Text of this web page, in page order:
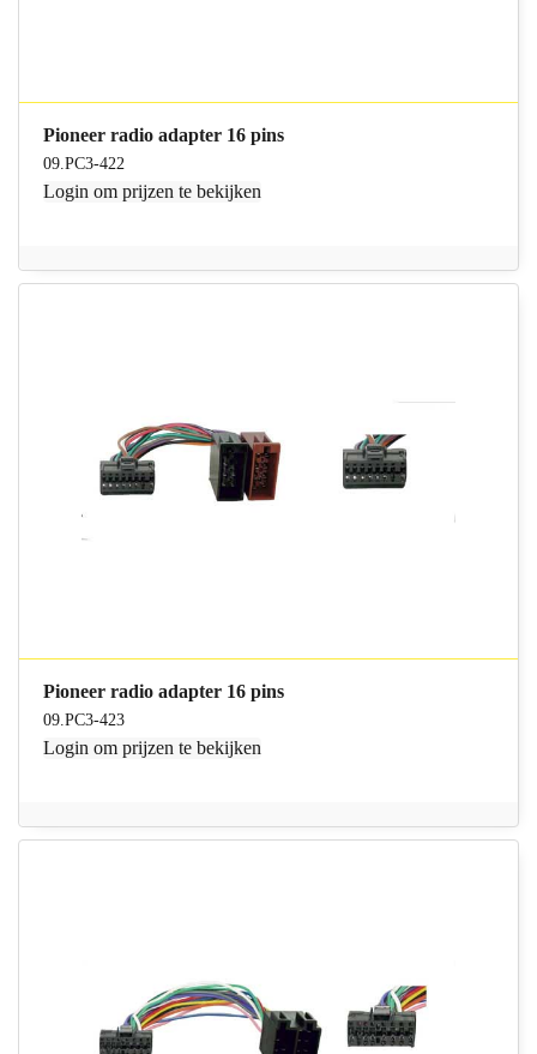
Pioneer radio adapter 16 pins
09.PC3-422
Login om prijzen te bekijken
Pioneer radio adapter 16 pins
09.PC3-423
Login om prijzen te bekijken